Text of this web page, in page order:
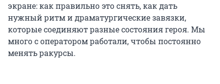
экране: как правильно это снять, как дать
нужный ритм и драматургические завязки,
которые соединяют разные состояния героя. Мы
много с оператором работали, чтобы постоянно
менять ракурсы.